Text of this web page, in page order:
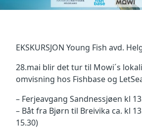
EKSKURSJON Young Fish avd.
28.mai blir det tur til Mowi´s
omvisning hos Fishbase og
– Ferjeavgang Sandnessjøen kl
– Båt fra Bjørn til Breivika ca. kl
15.30)